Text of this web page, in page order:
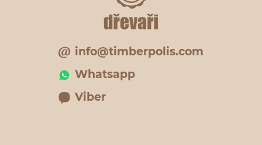
info@timberpolis.com
Whatsapp
Viber